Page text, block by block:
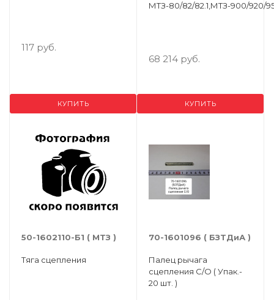
117 руб.
КУПИТЬ
МТЗ-80/82/82.1,МТЗ-900/920/
68 214 руб.
КУПИТЬ
50-1602110-Б1 ( МТЗ )
Тяга сцепления
70-1601096 ( БЗТДиА )
Палец рычага
сцепления С/О ( Упак.-
20 шт. )